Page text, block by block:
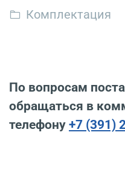
Комплектация
По вопросам
обращаться в
телефону +7 (391)